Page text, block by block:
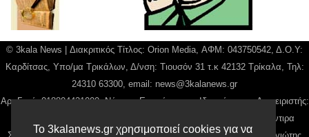
Το 3kalanews.gr χρησιμοποιεί cookies για να
© 3kala News | Διακριτικός Τίτλος: Orion Media, ΑΦΜ: 043750542, Δ.Ο.Υ:
Καρδίτσας, Υπο/μα Τρικάλων, Δ/νση: Τιουσόν 31 τ.κ 42132 Τρίκαλα, Τηλ:
24310 63300, email: news@3kalanews.gr
Αρ. Γεμή: 018804431000, Νόμιμος Εκπρόσωπος, Ιδιοκτήτης και Διαχειριστής:
Παναγιώτης Φιλίππου, Διευθύντρια: Γιαννουσά Βασιλική, Διευθύντιρα